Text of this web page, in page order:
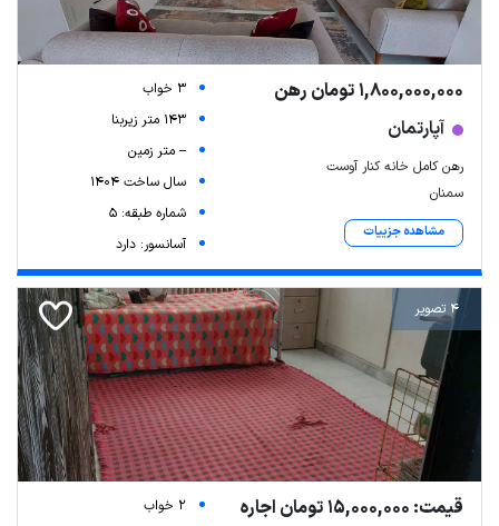
1,800,000,000 تومان رهن
آپارتمان
رهن کامل خانه کنار آوست
سمنان
مشاهده جزییات
3 خواب
143 متر زیربنا
-- متر زمین
سال ساخت 1404
شماره طبقه: 5
آسانسور: دارد
4 تصویر
قیمت: 15,000,000 تومان اجاره
2 خواب